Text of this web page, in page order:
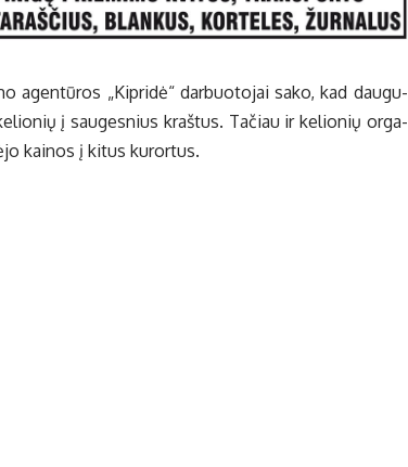
agen­tū­ros „Kip­ri­dė“ dar­buo­to­jai sa­ko, kad dau­gu­
į sau­ges­nius kraš­tus. Ta­čiau ir ke­lio­nių or­ga­
kai­nos į ki­tus ku­ror­tus.